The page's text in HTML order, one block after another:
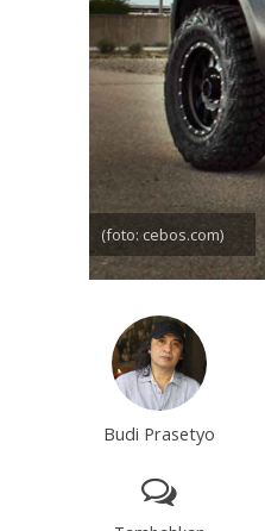
(foto: cebos.com)
Budi Prasetyo